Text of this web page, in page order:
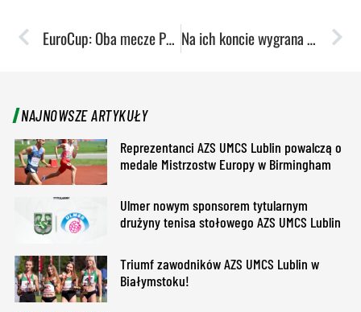
EuroCup: Oba mecze Pszczółek odbędą się we Francji Na ich koncie wygrana z outsiderem. Teraz zadanie będzie cięższe
NAJNOWSZE ARTYKUŁY
Reprezentanci AZS UMCS Lublin powalczą o
medale Mistrzostw Europy w Birmingham
Ulmer nowym sponsorem tytularnym
drużyny tenisa stołowego AZS UMCS Lublin
Triumf zawodników AZS UMCS Lublin w
Białymstoku!